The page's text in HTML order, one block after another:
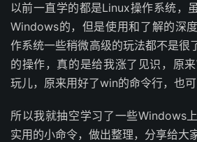
以前一直学的都是Linux操作系统，
Windows的，但是使用和了解的深
作系统一些稍微高级的玩法都不是很
的操作，真的是给我涨了见识，原
玩儿，原来用好了win的命令行，也可
所以我就抽空学习了一些Windows
实用的小命令，做出整理，分享给大家